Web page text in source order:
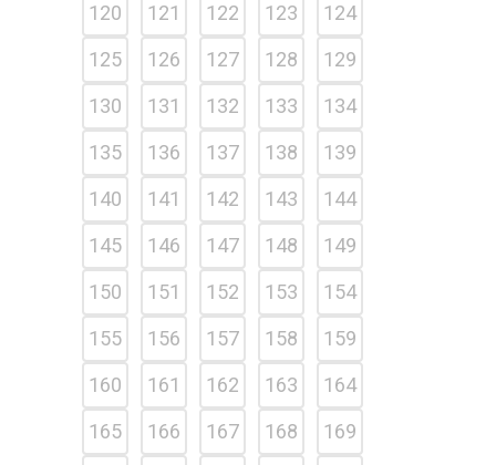
120
121 122 123
124
125
126 127 128
129
130
131 132 133
134
135
136 137 138
139
140
141 142 143
144
145
146 147 148
149
150
151 152 153
154
155
156 157 158
159
160
161 162 163
164
165
166 167 168
169